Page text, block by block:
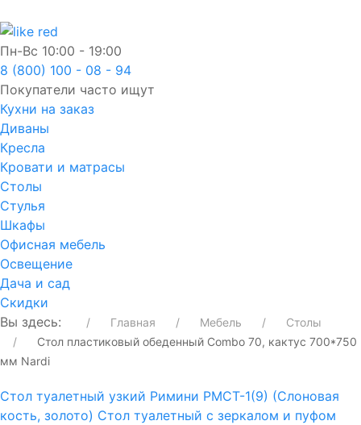
Пн-Вс 10:00 - 19:00
8 (800) 100 - 08 - 94
Покупатели часто ищут
Кухни на заказ
Диваны
Кресла
Кровати и матрасы
Столы
Стулья
Шкафы
Офисная мебель
Освещение
Дача и сад
Скидки
Вы здесь:
Главная Мебель
Столы
Стол пластиковый обеденный Combo 70, кактус 700*750
мм Nardi
Стол туалетный узкий Римини РМСТ-1(9) (Слоновая
кость, золото) Стол туалетный с зеркалом и пуфом